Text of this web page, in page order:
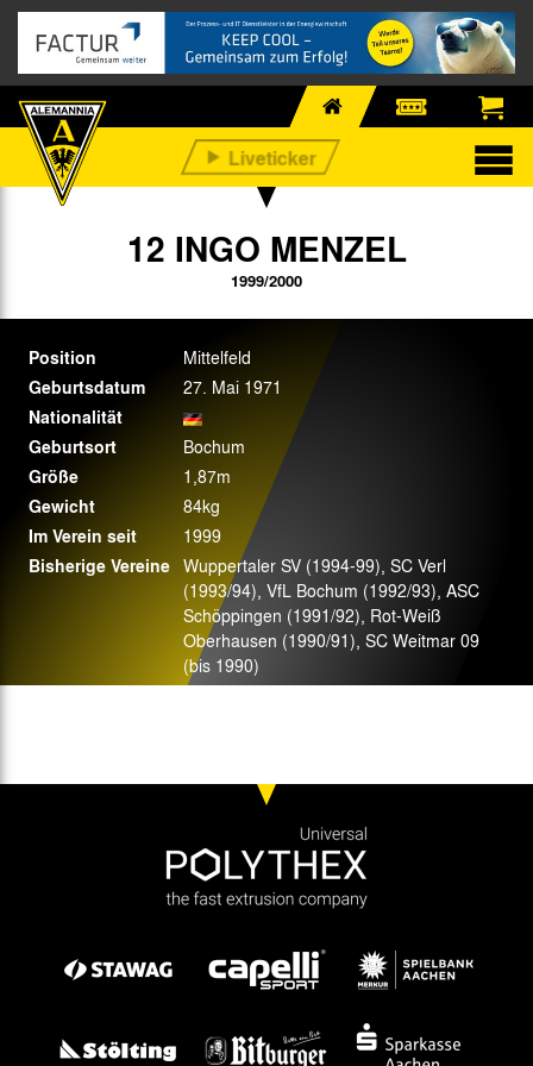
12 INGO MENZEL
1999/2000
Position Mittelfeld
Geburtsdatum 27. Mai 1971
Nationalität
Geburtsort
Bochum
Größe 1,87m
Gewicht 84kg
Im Verein seit 1999
Bisherige Vereine Wuppertaler SV (1994-99), SC Verl
(1993/94), VfL Bochum (1992/93), ASC
Schöppingen (1991/92), Rot-Weiß
Oberhausen (1990/91), SC Weitmar 09
(bis 1990)